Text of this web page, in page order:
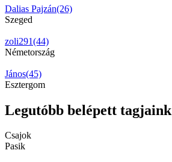
Dalias Pajzán(26)
Szeged
zoli291(44)
Németország
János(45)
Esztergom
Legutóbb belépett tagjaink
Csajok
Pasik